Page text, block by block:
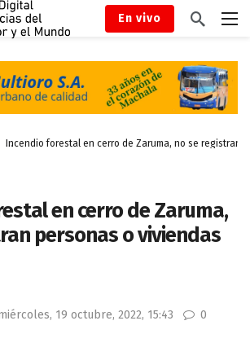
En vivo
Incendio forestal en cerro de Zaruma, no se registran
en cerro de Zaruma,
personas o viviendas
19 octubre, 2022, 15:43
0